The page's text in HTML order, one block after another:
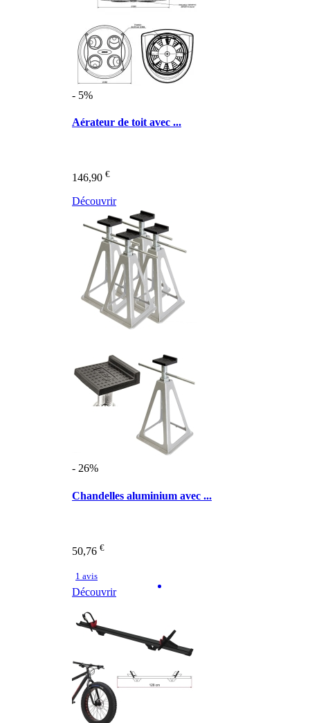
- 5%
Aérateur de toit avec ...
146,90 €
Découvrir
- 26%
Chandelles aluminium avec ...
50,76 €
1 avis
Découvrir